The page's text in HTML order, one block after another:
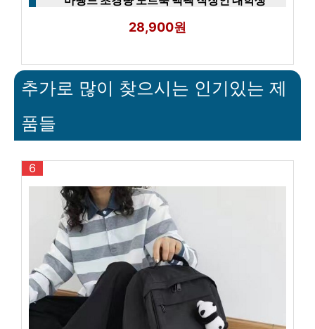
28,900원
추가로 많이 찾으시는 인기있는 제
품들
6